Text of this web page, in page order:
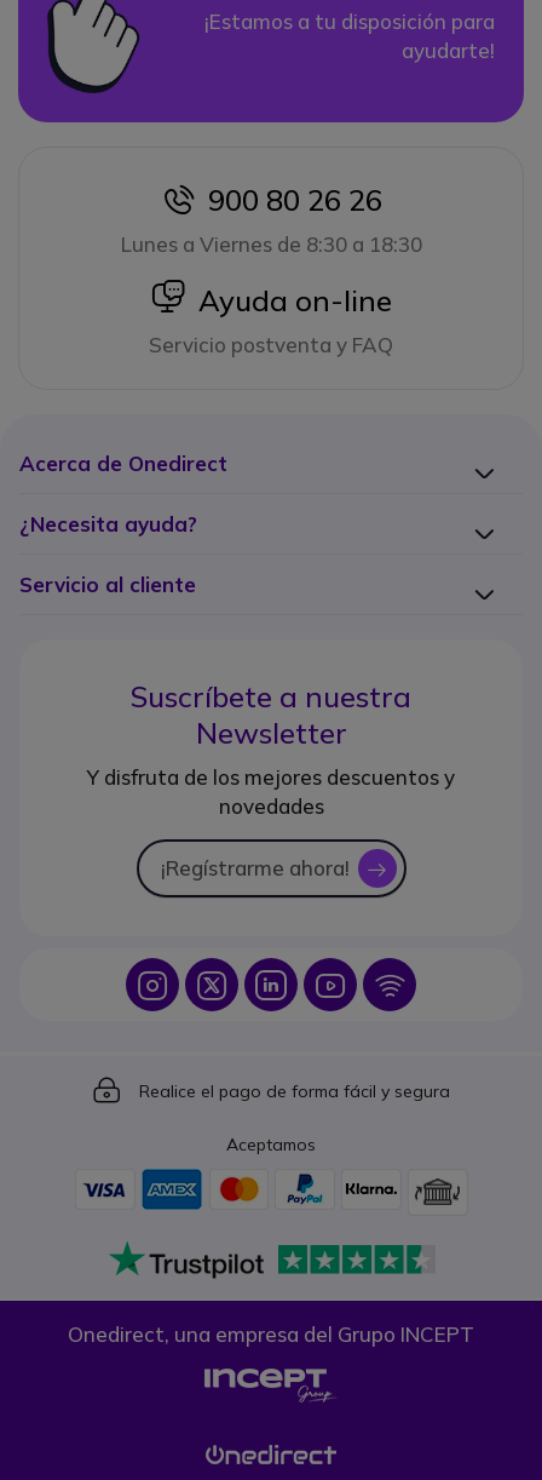
¡Estamos a tu disposición para
ayudarte!
icon
900 80 26 26
Lunes a Viernes de 8:30 a 18:30
icon
Ayuda on-line
Servicio postventa y FAQ
Acerca de Onedirect
¿Necesita ayuda?
Servicio al cliente
Suscríbete a nuestra
Newsletter
Y disfruta de los mejores descuentos y
novedades
¡Regístrarme ahora! icon
Icon IconIcon Icon Icon
Icon
Realice el pago de forma fácil y segura
Aceptamos
Onedirect, una empresa del Grupo INCEPT